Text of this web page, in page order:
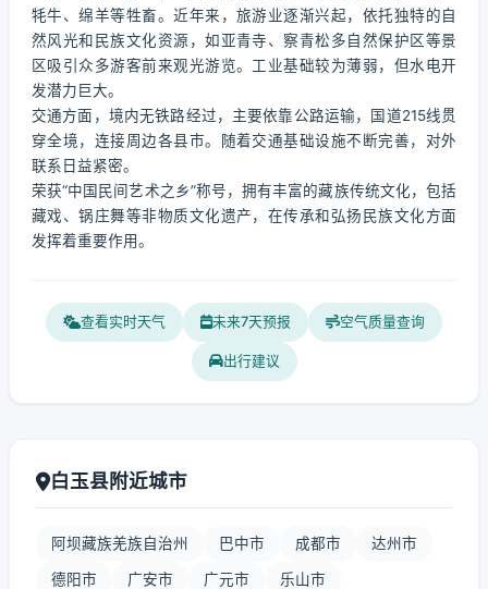
牦牛、绵羊等牲畜。近年来，旅游业逐渐兴起，依托独特的自
然风光和民族文化资源，如亚青寺、察青松多自然保护区等景
区吸引众多游客前来观光游览。工业基础较为薄弱，但水电开
发潜力巨大。
交通方面，境内无铁路经过，主要依靠公路运输，国道215线贯
穿全境，连接周边各县市。随着交通基础设施不断完善，对外
联系日益紧密。
荣获“中国民间艺术之乡”称号，拥有丰富的藏族传统文化，包括
藏戏、锅庄舞等非物质文化遗产，在传承和弘扬民族文化方面
发挥着重要作用。
查看实时天气 未来7天预报 空气质量查询
出行建议
白玉县附近城市
阿坝藏族羌族自治州 巴中市 成都市 达州市
德阳市 广安市 广元市 乐山市